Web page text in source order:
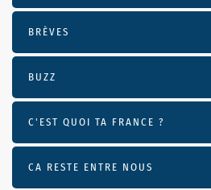
BRÈVES
BUZZ
C'EST QUOI TA FRANCE ?
CA RESTE ENTRE NOUS